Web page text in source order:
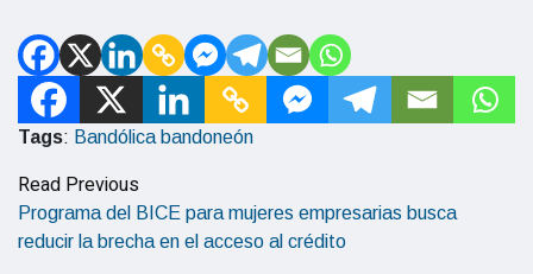
Tags: Bandólica bandoneón
Read Previous
Programa del BICE para mujeres empresarias busca
reducir la brecha en el acceso al crédito